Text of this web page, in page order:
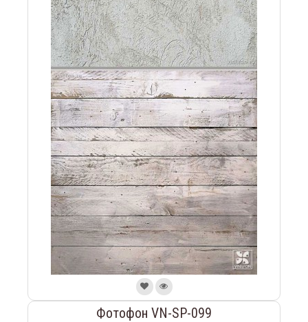
Фотофон VN-SP-099